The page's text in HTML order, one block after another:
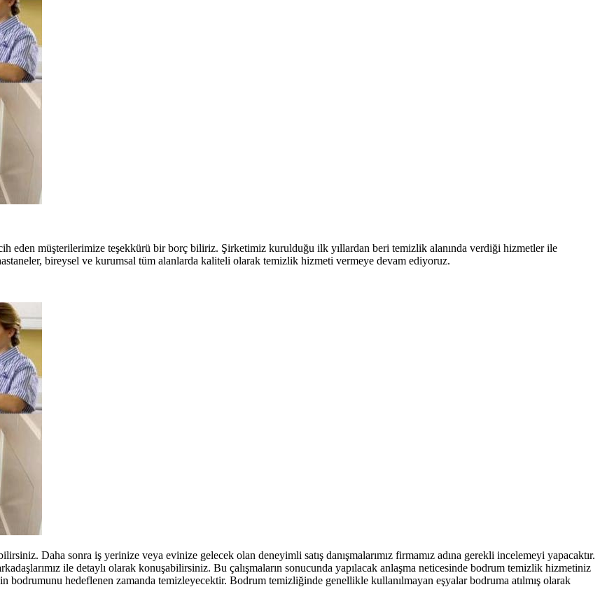
eden müşterilerimize teşekkürü bir borç biliriz. Şirketimiz kurulduğu ilk yıllardan beri temizlik alanında verdiği hizmetler ile
bireysel ve kurumsal tüm alanlarda kaliteli olarak temizlik hizmeti vermeye devam ediyoruz.
Daha sonra iş yerinize veya evinize gelecek olan deneyimli satış danışmalarımız firmamız adına gerekli incelemeyi yapacaktır.
ile detaylı olarak konuşabilirsiniz. Bu çalışmaların sonucunda yapılacak anlaşma neticesinde bodrum temizlik hizmetiniz
bodrumunu hedeflenen zamanda temizleyecektir. Bodrum temizliğinde genellikle kullanılmayan eşyalar bodruma atılmış olarak